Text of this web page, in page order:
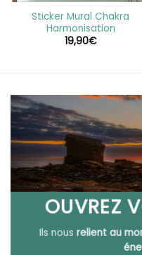
Sticker Mural Chakra
Harmonisation
19,90€
OUVREZ
Ils nous relient au